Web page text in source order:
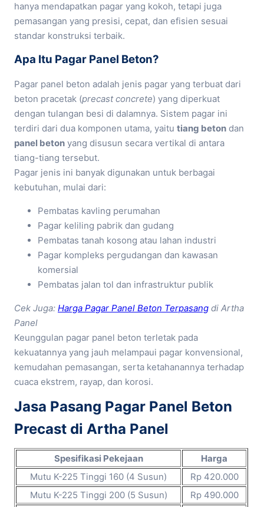
hanya mendapatkan pagar yang kokoh, tetapi juga
pemasangan yang presisi, cepat, dan efisien sesuai
standar konstruksi terbaik.
Apa Itu Pagar Panel Beton?
Pagar panel beton adalah jenis pagar yang terbuat dari
beton pracetak (precast concrete) yang diperkuat
dengan tulangan besi di dalamnya. Sistem pagar ini
terdiri dari dua komponen utama, yaitu tiang beton dan
panel beton yang disusun secara vertikal di antara
tiang-tiang tersebut.
Pagar jenis ini banyak digunakan untuk berbagai
kebutuhan, mulai dari:
Pembatas kavling perumahan
Pagar keliling pabrik dan gudang
Pembatas tanah kosong atau lahan industri
Pagar kompleks pergudangan dan kawasan
komersial
Pembatas jalan tol dan infrastruktur publik
Cek Juga: Harga Pagar Panel Beton Terpasang di Artha
Panel
Keunggulan pagar panel beton terletak pada
kekuatannya yang jauh melampaui pagar konvensional,
kemudahan pemasangan, serta ketahanannya terhadap
cuaca ekstrem, rayap, dan korosi.
Jasa Pasang Pagar Panel Beton
Precast di Artha Panel
Spesifikasi Pekejaan
Harga
Mutu K-225 Tinggi 160 (4 Susun)
Rp 420.000
Mutu K-225 Tinggi 200 (5 Susun)
Rp 490.000